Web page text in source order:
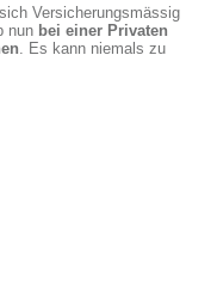
Versicherungsmässig
nun bei einer Privaten
. Es kann niemals zu